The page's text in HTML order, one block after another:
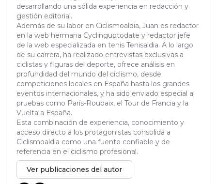
desarrollando una sólida experiencia en redacción y
gestión editorial.
Además de su labor en Ciclismoaldia, Juan es redactor
en la web hermana Cyclinguptodate y redactor jefe
de la web especializada en tenis Tenisaldia. A lo largo
de su carrera, ha realizado entrevistas exclusivas a
ciclistas y figuras del deporte, ofrece análisis en
profundidad del mundo del ciclismo, desde
competiciones locales en España hasta los grandes
eventos internacionales, y ha sido enviado especial a
pruebas como París-Roubaix, el Tour de Francia y la
Vuelta a España.
Esta combinación de experiencia, conocimiento y
acceso directo a los protagonistas consolida a
Ciclismoaldia como una fuente confiable y de
referencia en el ciclismo profesional.
Ver publicaciones del autor